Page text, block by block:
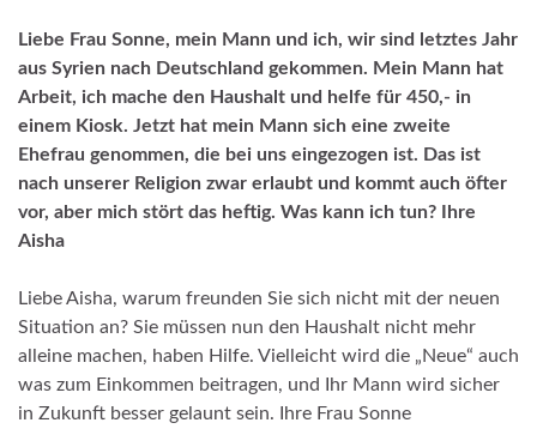
Liebe Frau Sonne, mein Mann und ich, wir sind letztes Jahr
aus Syrien nach Deutschland gekommen. Mein Mann hat
Arbeit, ich mache den Haushalt und helfe für 450,- in
einem Kiosk. Jetzt hat mein Mann sich eine zweite
Ehefrau genommen, die bei uns eingezogen ist. Das ist
nach unserer Religion zwar erlaubt und kommt auch öfter
vor, aber mich stört das heftig. Was kann ich tun? Ihre
Aisha
Liebe Aisha, warum freunden Sie sich nicht mit der neuen
Situation an? Sie müssen nun den Haushalt nicht mehr
alleine machen, haben Hilfe. Vielleicht wird die „Neue“ auch
was zum Einkommen beitragen, und Ihr Mann wird sicher
in Zukunft besser gelaunt sein. Ihre Frau Sonne